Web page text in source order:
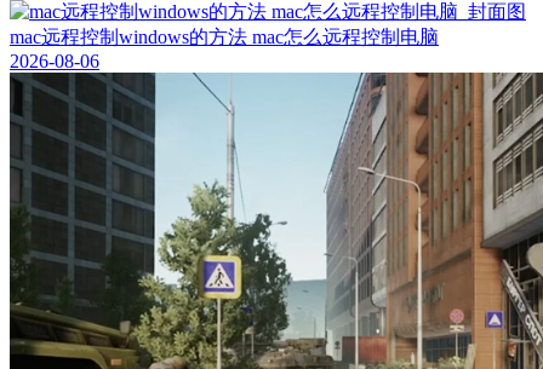
mac远程控制windows的方法 mac怎么远程控制电脑
2026-08-06